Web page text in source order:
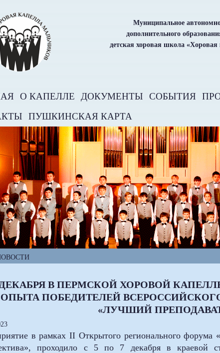
Муниципальное
дополнительного
детская хоровая школа
О КАПЕЛЛЕ ДОКУМЕНТЫ СОБЫТИЯ
ПУШКИНСКАЯ КАРТА
В ПЕРМСКОЙ ХОРОВОЙ
ОПЫТА ПОБЕДИТЕЛЕЙ
«ЛУЧШИЙ
в рамках II Открытого регионального форума
проходило с 5 по 7 декабря в краевой